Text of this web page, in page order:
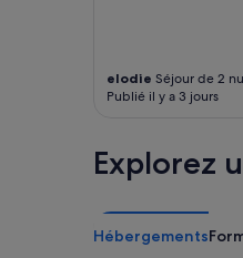
elodie Séjour de 2
Publié il y a 3 jours
Explorez
Hébergements